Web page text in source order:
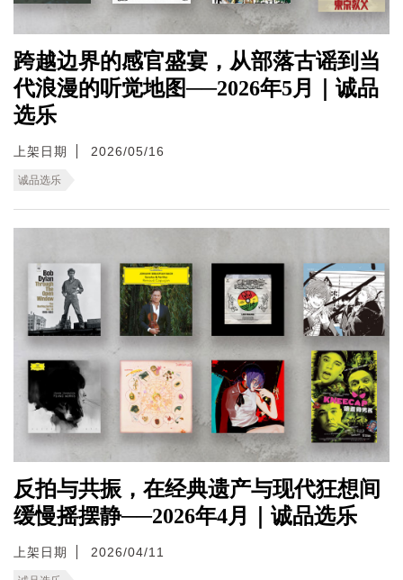
跨越边界的感官盛宴，从部落古谣到当
代浪漫的听觉地图──2026年5月｜诚品
选乐
上架日期 2026/05/16
诚品选乐
反拍与共振，在经典遗产与现代狂想间
缓慢摇摆静──2026年4月｜诚品选乐
上架日期 2026/04/11